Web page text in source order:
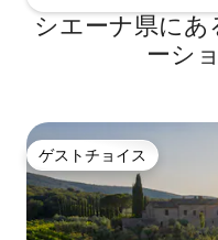
シエーナ県に
ーシ
ゲストチョイス
ゲストチョイス